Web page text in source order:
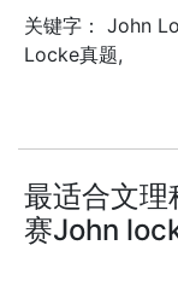
关键字： John
Locke真题,
最适合文理
赛John